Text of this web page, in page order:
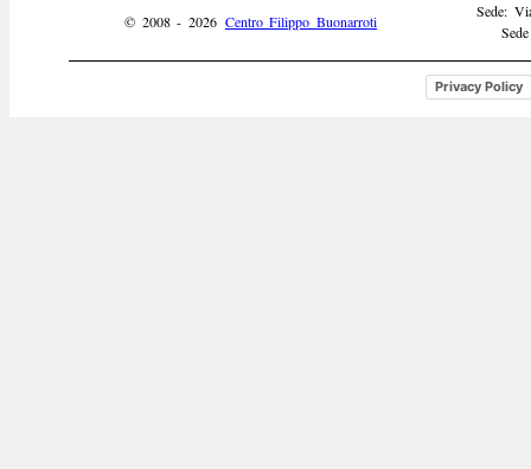
© 2008 - 2026 Centro Filippo Buonarroti
Sede:
Privacy Policy